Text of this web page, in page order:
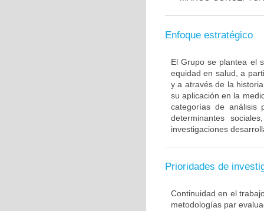
Enfoque estratégico
El Grupo se plantea el
equidad en salud, a
y a através de la
su aplicación en la
categorías de análisis
determinantes
investigaciones
Prioridades de
Continuidad en el
metodologías par